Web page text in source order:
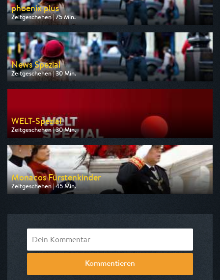
phoenix plus
Zeitgeschehen | 75 Min.
Ausgestrahlt von Phoenix
am 08.08.2026, 13:00
News Spezial
Zeitgeschehen | 30 Min.
Ausgestrahlt von n-tv
am 07.08.2026, 12:30
WELT-Spezial
Zeitgeschehen | 30 Min.
Ausgestrahlt von WELT
am 07.08.2026, 13:30
Monacos Fürstenkinder
Zeitgeschehen | 45 Min.
Ausgestrahlt von Phoenix
Kommentieren